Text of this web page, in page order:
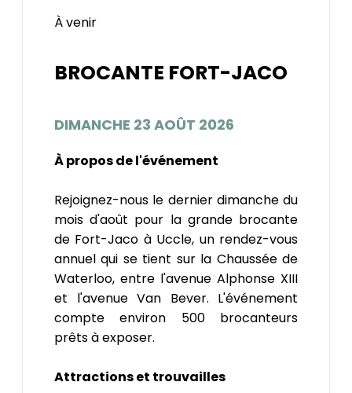
À venir
BROCANTE FORT-JACO
DIMANCHE 23 AOÛT 2026
À propos de l'événement
Rejoignez-nous le dernier dimanche du
mois d'août pour la grande brocante
de Fort-Jaco à Uccle, un rendez-vous
annuel qui se tient sur la Chaussée de
Waterloo, entre l'avenue Alphonse XIII
et l'avenue Van Bever. L'événement
compte environ 500 brocanteurs
prêts à exposer.
Attractions et trouvailles